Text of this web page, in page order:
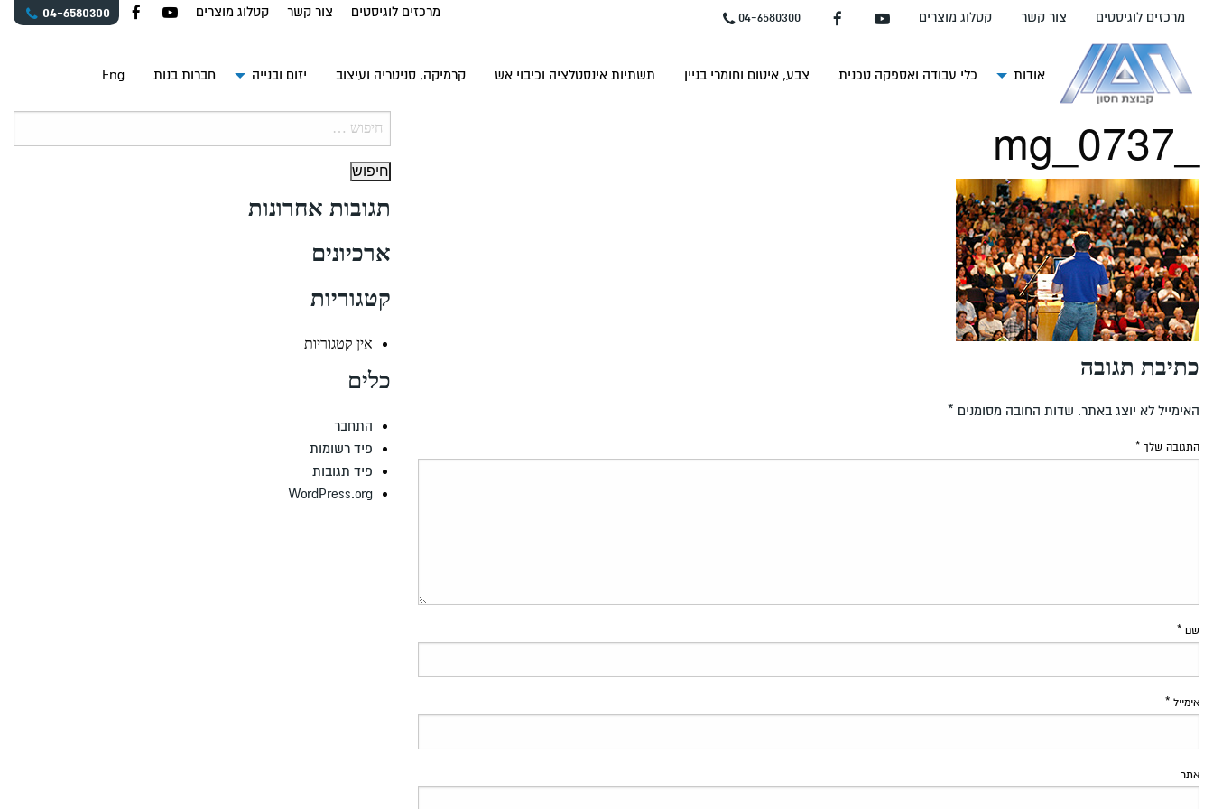
העמוד
מרכזים לוגיסטים צור קשר קטלוג מוצרים 04-6580300 מרכזים לוגיסטים צור קשר קטלוג מוצרים 04-6580300
אודות כלי עבודה ואספקה טכנית צבע, איטום וחומרי בניין תשתיות אינסטלציה וכיבוי אש קרמיקה, סניטריה ועיצוב יזום ובנייה חברות בנות Eng
כתיבת תגובה
האימייל לא יוצג באתר. שדות החובה מסומנים *
התגובה שלך *
שם *
אימייל *
אתר
תגובות אחרונות
ארכיונים
קטגוריות
אין קטגוריות
כלים
התחבר
פיד רשומות
פיד תגובות
WordPress.org